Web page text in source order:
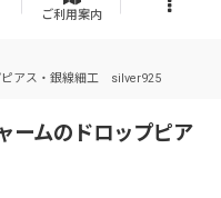
ご利用案内
ピアス・銀線細工 silver925
ームのドロップピア